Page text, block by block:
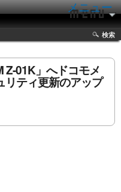
メニュー
検索
Z-01K」へドコモメ
リティ更新のアップ